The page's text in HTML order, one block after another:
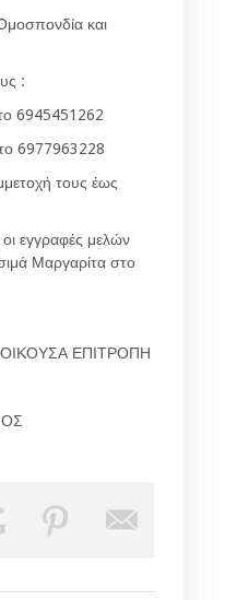
και
:
6945451262
6977963228
τους έως
οι εγγραφές μελών
Μαργαρίτα στο
ΕΠΙΤΡΟΠΗ